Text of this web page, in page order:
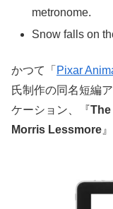
metronome.
Snow falls on
かつて「 Pixar
氏制作の同名短編
ケーション、『
Morris Lessmore